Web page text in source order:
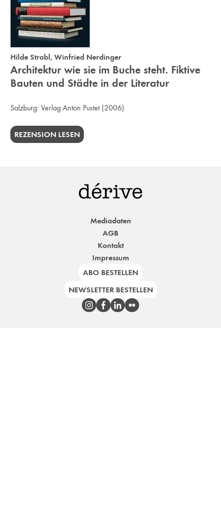
Hilde Strobl,Winfried Nerdinger
Architektur wie sie im Buche steht. Fiktive
Bauten und Städte in der Literatur
Salzburg:Verlag Anton Pustet(2006)
REZENSION LESEN
Mediadaten
AGB
Kontakt
Impressum
ABO BESTELLEN
NEWSLETTER BESTELLEN